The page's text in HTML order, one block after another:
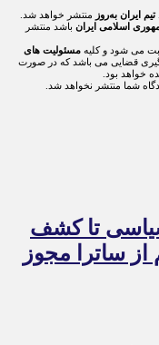
تیم ایران به‌روز منتشر خواهد شد.
اسلامی ایران باشد منتشر
می شود و کلیه مسئولیت های
قضایی می باشد که در صورت
خواهد بود.
شما منتشر نخواهد شد.
تا کشف
از ساترا مجوز